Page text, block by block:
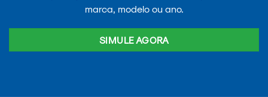
marca, modelo ou ano.
SIMULE AGORA